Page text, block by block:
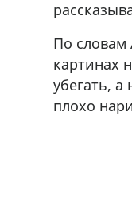
По
картинах
убегать, а
плохо